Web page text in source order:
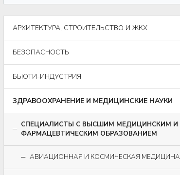
АРХИТЕКТУРА, СТРОИТЕЛЬСТВО И ЖКХ
БЕЗОПАСНОСТЬ
БЬЮТИ-ИНДУСТРИЯ
ЗДРАВООХРАНЕНИЕ И МЕДИЦИНСКИЕ НАУКИ
СПЕЦИАЛИСТЫ С ВЫСШИМ МЕДИЦИНСКИМ И
ФАРМАЦЕВТИЧЕСКИМ ОБРАЗОВАНИЕМ
АВИАЦИОННАЯ И КОСМИЧЕСКАЯ МЕДИЦИНА